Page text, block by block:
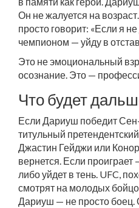
Он не жалуется на
просто говорит: «Если я
чемпионом — уйду в
Это не эмоциональный
осознание. Это —
Что будет
Если Дариуш победит
титульный
Джастин Гейджи или
вернется. Если проиграет
либо уйдет в тень. UFC,
смотрят на молодых
Дариуш — не просто боец.